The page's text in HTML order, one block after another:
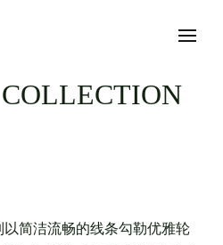
以简洁流畅的线条勾勒优雅轮